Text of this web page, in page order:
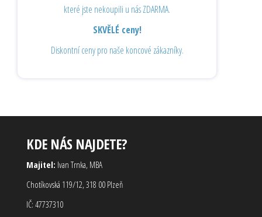
které jste nekoupili u nás ZDARMA.
SKVĚLÉ ceny!
Diskontní ceny pro naše koncové zákazníky.
KDE NÁS NAJDETE?
Majitel: Ivan Trnka, MBA
Chotíkovská 119/12, 318 00 Plzeň
IČ: 47737310